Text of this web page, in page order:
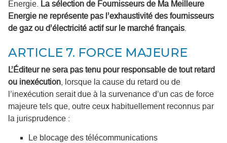
Energie. La sélection de Fournisseurs de Ma Meilleure
Energie ne représente pas l’exhaustivité des fournisseurs
de gaz ou d’électricité actif sur le marché français
ARTICLE 7. FORCE MAJEURE
L’Éditeur ne sera pas tenu pour responsable de tout retard
ou inexécution, lorsque la cause du retard ou de
l’inexécution serait due à la survenance d’un cas de force
majeure tels que, outre ceux habituellement reconnus par
la jurisprudence :
Le blocage des télécommunications